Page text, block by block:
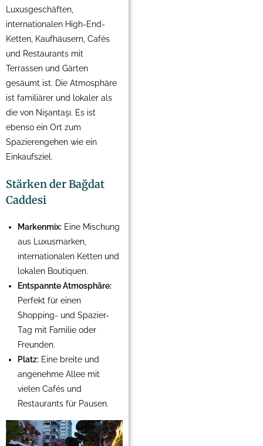
Luxusgeschäften,
internationalen High-End-
Ketten, Kaufhäusern, Cafés
und Restaurants mit
Terrassen und Gärten
gesäumt ist. Die Atmosphäre
ist familiärer und lokaler als
die von Nişantaşı. Es ist
ebenso ein Ort zum
Spazierengehen wie ein
Einkaufsziel.
Stärken der Bağdat
Caddesi
Markenmix: Eine Mischung
aus Luxusmarken,
internationalen Ketten und
lokalen Boutiquen.
Entspannte Atmosphäre:
Perfekt für einen
Shopping- und Spazier-
Tag mit Familie oder
Freunden.
Platz: Eine breite und
angenehme Allee mit
vielen Cafés und
Restaurants für Pausen.